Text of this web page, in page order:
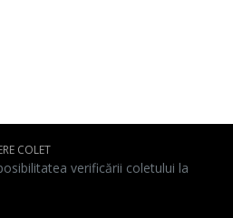
COLET
verificării coletului la